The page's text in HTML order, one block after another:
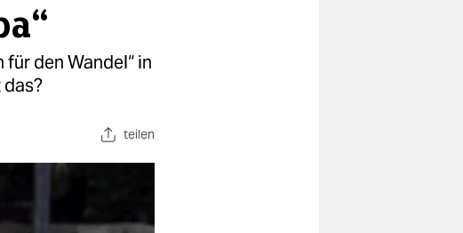
den Wandel“ in
teilen